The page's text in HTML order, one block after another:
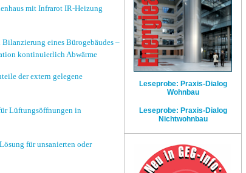
mit Infrarot IR-Heizung
Bilanzierung eines Bürogebäudes –
kontinuierlich Abwärme
der extern gelegene
Lüftungsöffnungen in
für unsanierten oder
Leseprobe: Praxis-Dialog
Wohnbau
Leseprobe: Praxis-Dialog
Nichtwohnbau